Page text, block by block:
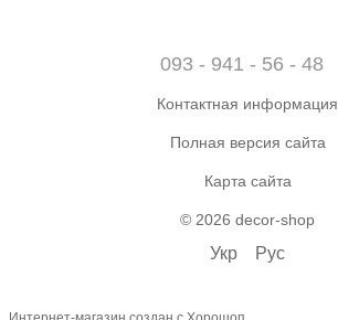
093 - 941 - 56 - 48
Контактная информация
Полная версия сайта
Карта сайта
© 2026 decor-shop
Укр Рус